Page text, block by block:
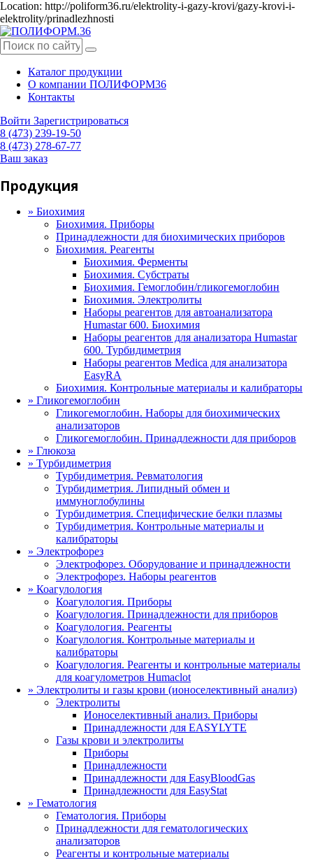
Location: http://poliform36.ru/elektrolity-i-gazy-krovi/gazy-krovi-i-
elektrolity/prinadlezhnosti
Каталог продукции
О компании ПОЛИФОРМ36
Контакты
Войти Зарегистрироваться
8 (473) 239-19-50
8 (473) 278-67-77
Ваш заказ
Продукция
» Биохимия
Биохимия. Приборы
Принадлежности для биохимических приборов
Биохимия. Реагенты
Биохимия. Ферменты
Биохимия. Субстраты
Биохимия. Гемоглобин/гликогемоглобин
Биохимия. Электролиты
Наборы реагентов для автоанализатора
Humastar 600. Биохимия
Наборы реагентов для анализатора Humastar
600. Турбидиметрия
Наборы реагентов Medica для анализатора
EasyRA
Биохимия. Контрольные материалы и калибраторы
» Гликогемоглобин
Гликогемоглобин. Наборы для биохимических
анализаторов
Гликогемоглобин. Принадлежности для приборов
» Глюкоза
» Турбидиметрия
Турбидиметрия. Ревматология
Турбидиметрия. Липидный обмен и
иммуноглобулины
Турбидиметрия. Специфические белки плазмы
Турбидиметрия. Контрольные материалы и
калибраторы
» Электрофорез
Электрофорез. Оборудование и принадлежности
Электрофорез. Наборы реагентов
» Коагулология
Коагулология. Приборы
Коагулология. Принадлежности для приборов
Коагулология. Реагенты
Коагулология. Контрольные материалы и
калибраторы
Коагулология. Реагенты и контрольные материалы
для коагулометров Humaclot
» Электролиты и газы крови (ионоселективный анализ)
Электролиты
Ионоселективный анализ. Приборы
Принадлежности для EASYLYTE
Газы крови и электролиты
Приборы
Принадлежности
Принадлежности для EasyBloodGas
Принадлежности для EasyStat
» Гематология
Гематология. Приборы
Принадлежности для гематологических
анализаторов
Реагенты и контрольные материалы